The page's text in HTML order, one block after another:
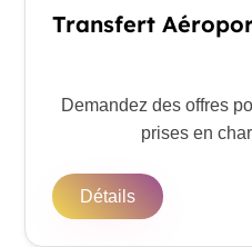
Transfert
Demandez des offres
prises en
Détails